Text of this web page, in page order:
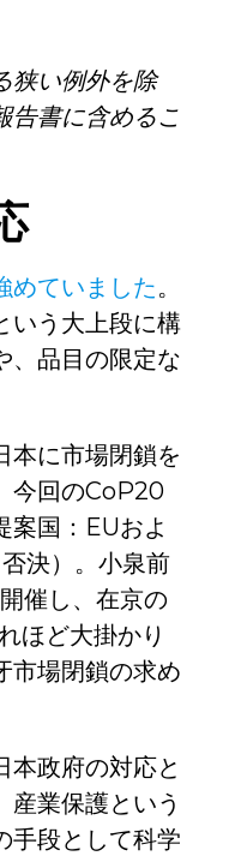
狭い例外を除
告書に含めるこ
めていました。
いう大上段に構
、品目の限定な
本に市場閉鎖を
今回のCoP20
案国：EUおよ
決）。小泉前
催し、在京の
ほど大掛かり
市場閉鎖の求め
本政府の対応と
業保護という
手段として科学